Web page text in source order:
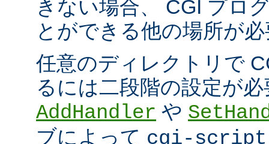
きない場合、 CGI プロ
とができる他の場所が
任意のディレクトリで
るには二段階の設定が
AddHandler や
ブによって cgi-script